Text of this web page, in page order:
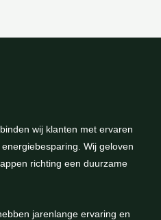
wij klanten met ervaren
Wij geloven
richting een duurzame
jarenlange ervaring en